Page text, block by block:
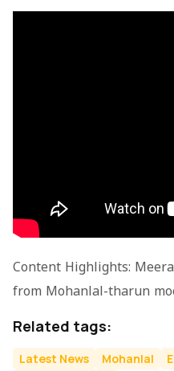
Content Highlights:
from Mohanlal-tharun
Related tags:
Latest News Mohanlal